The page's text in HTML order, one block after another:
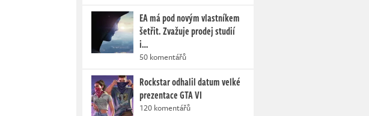
EA má pod novým vlastníkem
šetřit. Zvažuje prodej studií
i…
50 komentářů
Rockstar odhalil datum velké
prezentace GTA VI
120 komentářů